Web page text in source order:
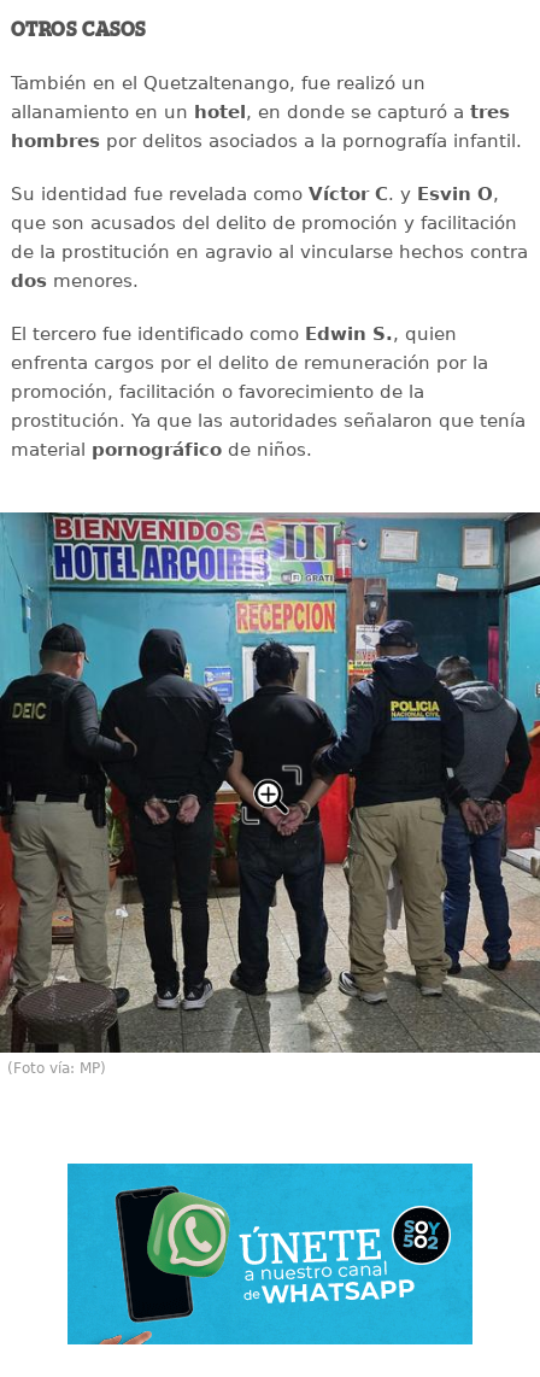
OTROS CASOS
También en el Quetzaltenango, fue realizó un
allanamiento en un hotel , en donde se capturó a tres
hombrespor delitos asociados a la pornografía infantil.
Su identidad fue revelada comoVíctor C. y Esvin O,
que son acusados del delito de promoción y facilitación
de la prostitución en agravio al vincularse hechos contra
dosmenores.
El tercero fue identificado comoEdwin S., quien
enfrenta cargos por el delito de remuneración por la
promoción, facilitación o favorecimiento de la
prostitución. Ya que las autoridades señalaron que tenía
material pornográficode niños.
(Foto vía: MP)